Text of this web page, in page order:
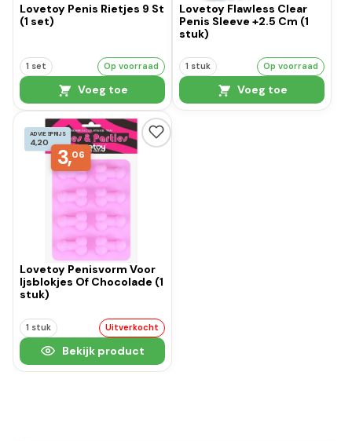
Lovetoy Penis Rietjes 9 St
(1 set)
1 set Op voorraad
Voeg toe
Lovetoy Flawless Clear
Penis Sleeve +2.5 Cm (1
stuk)
1 stuk Op voorraad
Voeg toe
ADVIESPRIJS
4,20
3,06
Lovetoy Penisvorm Voor
Ijsblokjes Of Chocolade (1
stuk)
1 stuk Uitverkocht
Bekijk product